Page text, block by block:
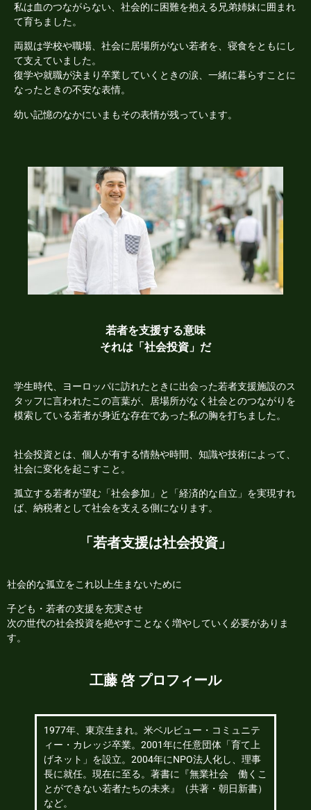
私は血のつながらない、社会的に困難を抱える兄弟姉妹に囲まれ
て育ちました。
両親は学校や職場、社会に居場所がない若者を、寝食をともにし
て支えていました。
復学や就職が決まり卒業していくときの涙、一緒に暮らすことに
なったときの不安な表情。
幼い記憶のなかにいまもその表情が残っています。
若者を支援する意味
それは「社会投資」だ
学生時代、ヨーロッパに訪れたときに出会った若者支援施設のス
タッフに言われたこの言葉が、居場所がなく社会とのつながりを
模索している若者が身近な存在であった私の胸を打ちました。
社会投資とは、個人が有する情熱や時間、知識や技術によって、
社会に変化を起こすこと。
孤立する若者が望む「社会参加」と「経済的な自立」を実現すれ
ば、納税者として社会を支える側になります。
「若者支援は社会投資」
社会的な孤立をこれ以上生まないために
子ども・若者の支援を充実させ
次の世代の社会投資を絶やすことなく増やしていく必要がありま
す。
工藤 啓 プロフィール
1977年、東京生まれ。米ベルビュー・コミュニテ
ィー・カレッジ卒業。2001年に任意団体「育て上
げネット」を設立。2004年にNPO法人化し、理事
長に就任。現在に至る。著書に『無業社会 働くこ
とができない若者たちの未来』（共著・朝日新書）
など。